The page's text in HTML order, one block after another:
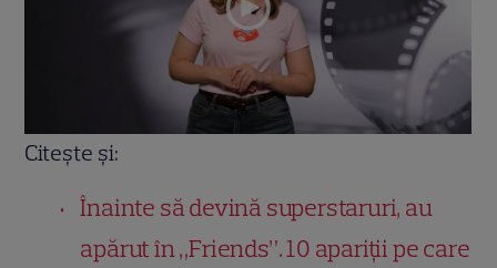
Citește și:
Înainte să devină superstaruri, au
apărut în „Friends”. 10 apariții pe care